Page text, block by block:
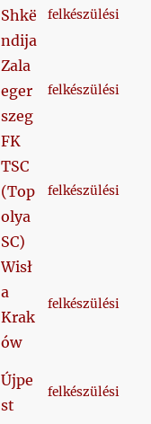
Shkë
ndija
felkészülési
Zala
eger
szeg
felkészülési
FK
TSC
(Top
olya
SC)
felkészülési
Wisł
a
Krak
ów
felkészülési
Újpe
st
felkészülési